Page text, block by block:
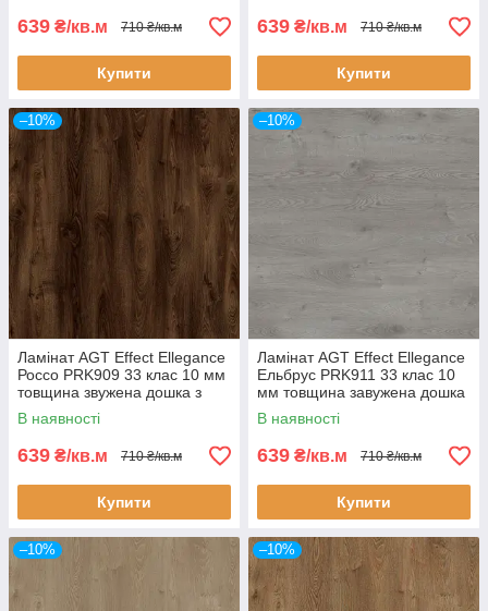
639 ₴/кв.м 710 ₴/кв.м
Купити
639 ₴/кв.м 710 ₴/кв.м
Купити
–10%
Ламінат AGT Effect Ellegance
Россо PRK909 33 клас 10 мм
товщина звужена дошка з
фаскою
В наявності
639 ₴/кв.м 710 ₴/кв.м
Купити
–10%
Ламінат AGT Effect Ellegance
Ельбрус PRK911 33 клас 10
мм товщина завужена дошка
з фаскою
В наявності
639 ₴/кв.м 710 ₴/кв.м
Купити
–10% –10%